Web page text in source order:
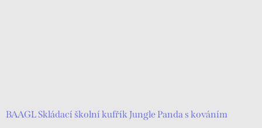
BAAGL Skládací školní kufřík Jungle Panda s kováním